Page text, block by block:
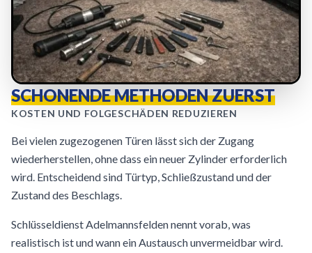
SCHONENDE METHODEN ZUERST
KOSTEN UND FOLGESCHÄDEN REDUZIEREN
Bei vielen zugezogenen Türen lässt sich der Zugang
wiederherstellen, ohne dass ein neuer Zylinder erforderlich
wird. Entscheidend sind Türtyp, Schließzustand und der
Zustand des Beschlags.
Schlüsseldienst Adelmannsfelden nennt vorab, was
realistisch ist und wann ein Austausch unvermeidbar wird.